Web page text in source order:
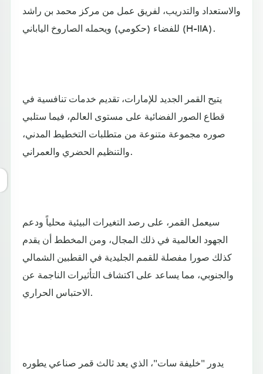
والاستعداد والتدريب، لفريق عمل من مركز محمد بن راشد
للفضاء (حكومي) ويحمله الصاروخ الياباني (H-IIA).
يتيح القمر الجديد للإمارات، تقديم خدمات تنافسية في
قطاع الصور الفضائية على مستوى العالم، فيما ستلبي
صوره مجموعة متنوعة من متطلبات التخطيط المدني،
والتنظيم الحضري والعمراني.
سيعمل القمر، على رصد التغيرات البيئية محلياً ودعم
الجهود العالمية في ذلك المجال، ومن المخطط أن يقدم
كذلك صورا مفصلة للقمم الجليدية في القطبين الشمالي
والجنوبي، مما يساعد على اكتشاف التأثيرات الناجمة عن
الاحتباس الحراري.
يدور "خليفة سات"، الذي يعد ثالث قمر صناعي يطوره